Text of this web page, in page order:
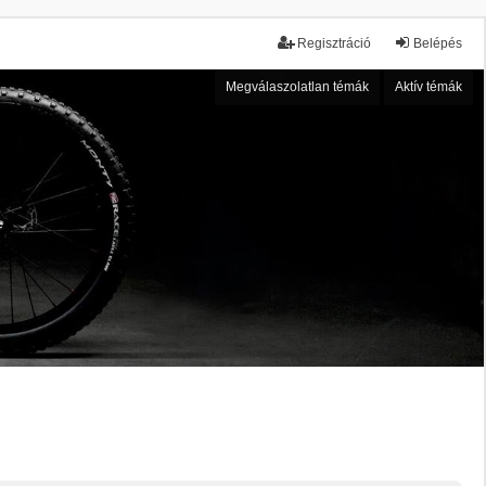
Belépés
Regisztráció
Megválaszolatlan témák Aktív témák